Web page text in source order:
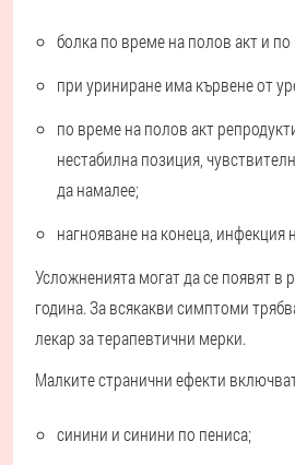
болка по време на полов акт и
при уриниране има кървене от
по време на полов акт
нестабилна позиция,
да намалее;
нагнояване на конеца, инфекция
Усложненията могат да се появят в
година. За всякакви симптоми
лекар за терапевтични мерки.
Малките странични ефекти
синини и синини по пениса;